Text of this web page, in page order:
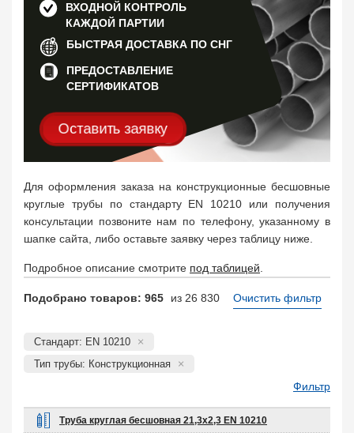
ВХОДНОЙ КОНТРОЛЬ
КАЖДОЙ ПАРТИИ
БЫСТРАЯ ДОСТАВКА ПО СНГ
ПРЕДОСТАВЛЕНИЕ
СЕРТИФИКАТОВ
Оставить заявку
Для оформления заказа на конструкционные бесшовные
круглые трубы по стандарту EN 10210 или получения
консультации позвоните нам по телефону, указанному в
шапке сайта, либо оставьте заявку через таблицу ниже.
Подробное описание смотрите под таблицей
Подобрано товаров: 965 из 26 830 Очистить фильтр
Стандарт: EN 10210
Тип трубы: Конструкционная
Фильтр
Труба круглая бесшовная 21,3х2,3 EN 10210